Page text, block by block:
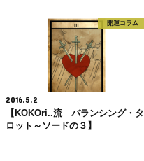
開運コラム
2016.5.2
【KOKOri..流 バランシング・タ
ロット～ソードの３】